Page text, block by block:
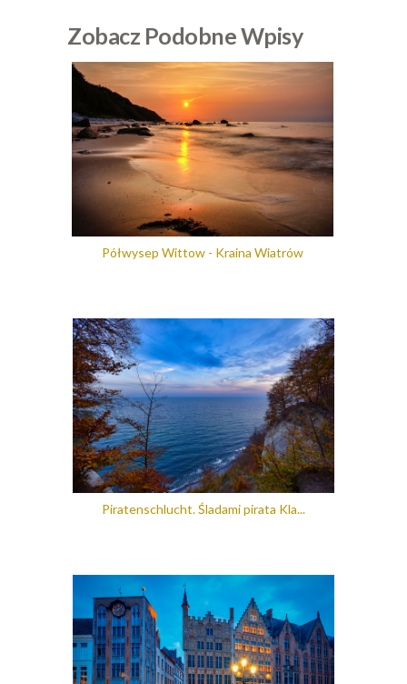
Zobacz Podobne Wpisy
Półwysep Wittow - Kraina Wiatrów
Piratenschlucht. Śladami pirata Kla...